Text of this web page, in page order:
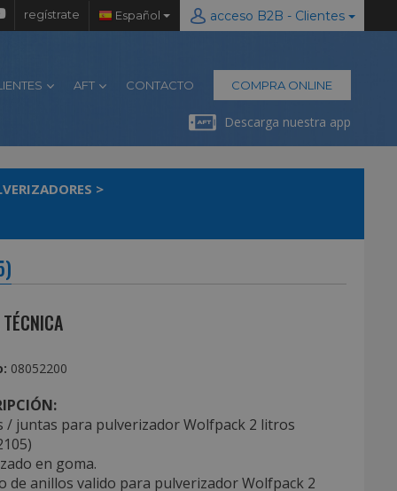
regístrate Español acceso B2B - Clientes
AFT CONTACTO COMPRA ONLINE
Descarga nuestra app
>
08052200
/ juntas para pulverizador Wolfpack 2 litros
en goma.
de anillos valido para pulverizador Wolfpack 2